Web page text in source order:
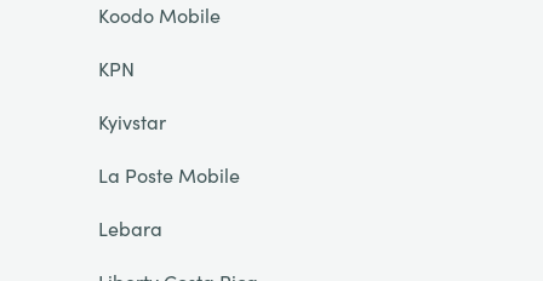
Koodo Mobile
KPN
Kyivstar
La Poste Mobile
Lebara